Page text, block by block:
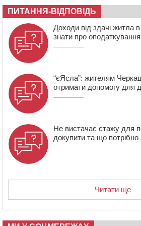
полеглого внаслідок атаки
16:16 У Дахнівському лісництві
незаконне будівництво
15:38 У лікарні померла жінка, яку на
в Черкаському районі збила
ПИТАННЯ-ВІДПОВІДЬ
Доходи від здачі житла
знати про оподаткування
“єЯсла”: жителям
отримати допомогу для
Не вистачає стажу для
докупити та що потрібно
Читати ще